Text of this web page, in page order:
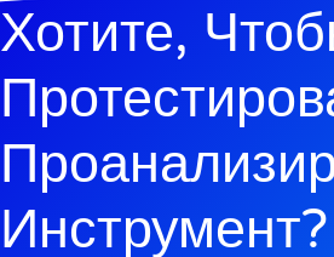
Хотите,
Инструмент?